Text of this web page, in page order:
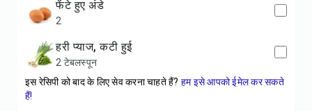
फेंटे हुए अंडे
2
हरी प्याज, कटी हुई
2 टेबलस्पून
इस रेसिपी को बाद के लिए सेव करना चाहते हैं? हम इसे आपको ईमेल कर सकते
हैं!